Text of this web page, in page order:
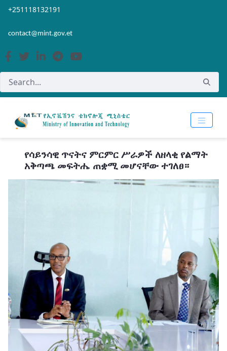
Skip to Main Content
Open Accessibility Menu
+251118132191
contact@mint.gov.et
የሳይንሳዊ ጥናትና ምርምር ሥራዎች ለዘላቂ የልማት
አቅጣጫ መፍትሔ ጠቋሚ መሆናቸው ተገለፀ።